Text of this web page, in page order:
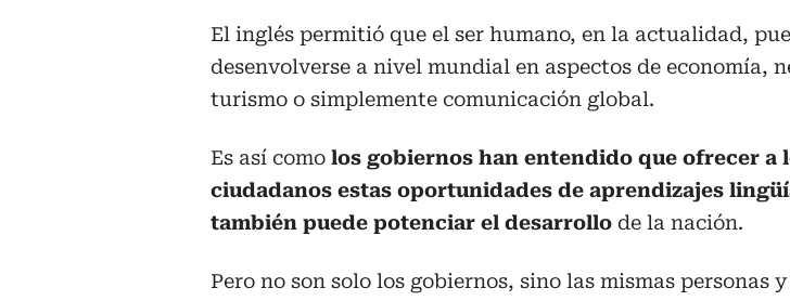
El inglés permitió que el ser humano, en la actualidad,
desenvolverse a nivel mundial en aspectos de economía,
turismo o simplemente comunicación global.
Es así como los gobiernos han entendido que ofrecer a
ciudadanos estas oportunidades de aprendizajes
también puede potenciar el desarrollo de la nación.
Pero no son solo los gobiernos, sino las mismas personas